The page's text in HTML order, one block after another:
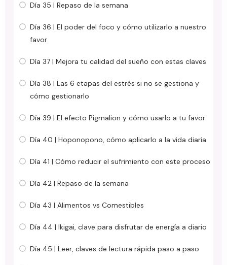
Día 35 | Repaso de la semana
Día 36 | El poder del foco y cómo utilizarlo a nuestro
favor
Día 37 | Mejora tu calidad del sueño con estas claves
Día 38 | Las 6 etapas del estrés si no se gestiona y
cómo gestionarlo
Día 39 | El efecto Pigmalion y cómo usarlo a tu favor
Día 40 | Hoponopono, cómo aplicarlo a la vida diaria
Día 41 | Cómo reducir el sufrimiento con este proceso
Día 42 | Repaso de la semana
Día 43 | Alimentos vs Comestibles
Día 44 | Ikigai, clave para disfrutar de energía a diario
Día 45 | Leer, claves de lectura rápida paso a paso